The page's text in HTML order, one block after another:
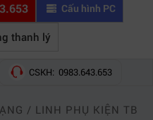
Cấu hình PC
thanh lý
CSKH: 0983.643.653
/ LINH PHỤ KIỆN TB